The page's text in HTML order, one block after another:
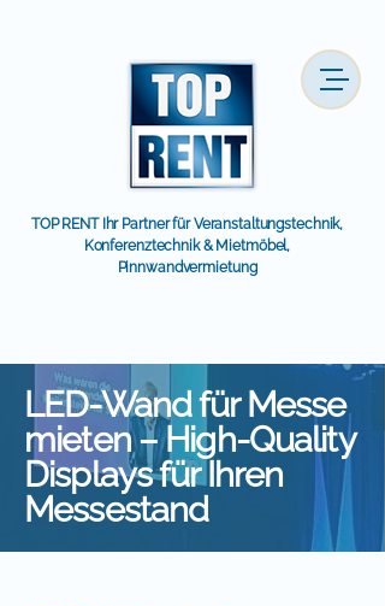
TOP RENT Ihr Partner für Veranstaltungstechnik,
Konferenztechnik & Mietmöbel,
Pinnwandvermietung
LED-Wand für Messe
mieten – High-Quality
Displays für Ihren
Messestand